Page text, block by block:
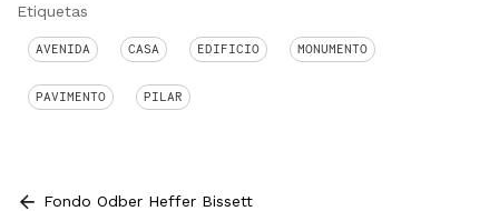
Etiquetas
AVENIDA CASA EDIFICIO MONUMENTO
PAVIMENTO PILAR
Fondo Odber Heffer Bissett